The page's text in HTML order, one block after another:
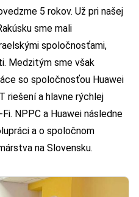
5 rokov. Už pri našej
sme mali
spoločnosťami,
Medzitým sme však
so spoločnosťou Huawei
riešení a hlavne rýchlej
NPPC a Huawei následne
a o spoločnom
na Slovensku.